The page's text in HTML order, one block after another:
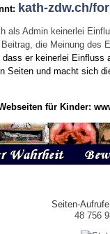
kath-zdw.ch/
als Admin keinerlei
die Meinung
er keinerlei
Seiten und macht sich
für Kinder:
Seiten-
48 756